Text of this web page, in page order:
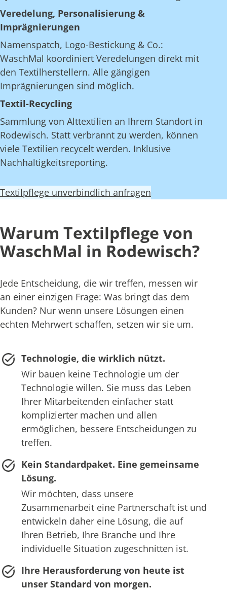
Veredelung, Personalisierung &
Imprägnierungen
Namenspatch, Logo-Bestickung & Co.:
WaschMal koordiniert Veredelungen direkt mit
den Textilherstellern. Alle gängigen
Imprägnierungen sind möglich.
Textil-Recycling
Sammlung von Alttextilien an Ihrem Standort in
Rodewisch. Statt verbrannt zu werden, können
viele Textilien recycelt werden. Inklusive
Nachhaltigkeitsreporting.
Textilpflege unverbindlich anfragen
Warum Textilpflege von
WaschMal in Rodewisch?
Jede Entscheidung, die wir treffen, messen wir
an einer einzigen Frage: Was bringt das dem
Kunden? Nur wenn unsere Lösungen einen
echten Mehrwert schaffen, setzen wir sie um.
Technologie, die wirklich nützt.
Wir bauen keine Technologie um der
Technologie willen. Sie muss das Leben
Ihrer Mitarbeitenden einfacher statt
komplizierter machen und allen
ermöglichen, bessere Entscheidungen zu
treffen.
Kein Standardpaket. Eine gemeinsame
Lösung.
Wir möchten, dass unsere
Zusammenarbeit eine Partnerschaft ist und
entwickeln daher eine Lösung, die auf
Ihren Betrieb, Ihre Branche und Ihre
individuelle Situation zugeschnitten ist.
Ihre Herausforderung von heute ist
unser Standard von morgen.